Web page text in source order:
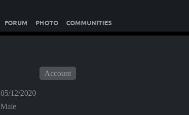
FORUM PHOTO COMMUNITIES
Account
05/12/2020
Male